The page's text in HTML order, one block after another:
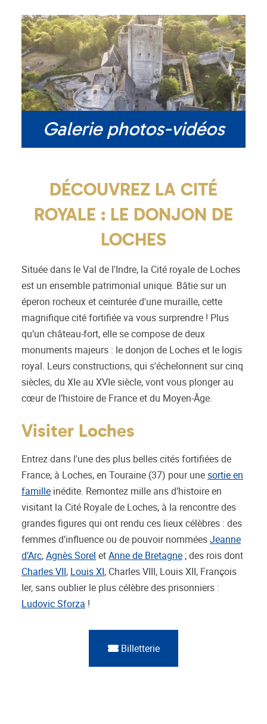
Galerie photos-vidéos
DÉCOUVREZ LA CITÉ
ROYALE : LE DONJON DE
LOCHES
Située dans le Val de l'Indre, la Cité royale de Loches
est un ensemble patrimonial unique. Bâtie sur un
éperon rocheux et ceinturée d'une muraille, cette
magnifique cité fortifiée va vous surprendre ! Plus
qu’un château-fort, elle se compose de deux
monuments majeurs : le donjon de Loches et le logis
royal. Leurs constructions, qui s'échelonnent sur cinq
siècles, du XIe au XVIe siècle, vont vous plonger au
cœur de l’histoire de France et du Moyen-Âge.
Visiter Loches
Entrez dans l'une des plus belles cités fortifiées de
France, à Loches, en Touraine (37) pour unesortie en
famille inédite. Remontez mille ans d’histoire en
visitant la Cité Royale de Loches, à la rencontre des
grandes figures qui ont rendu ces lieux célèbres : des
femmes d’influence ou de pouvoir nomméesJeanne
d’Arc,Agnès Sorel etAnne de Bretagne ; des rois dont
Charles VII, Louis XI, Charles VIII, Louis XII, François
Ier, sans oublier le plus célèbre des prisonniers :
Ludovic Sforza !
Billetterie